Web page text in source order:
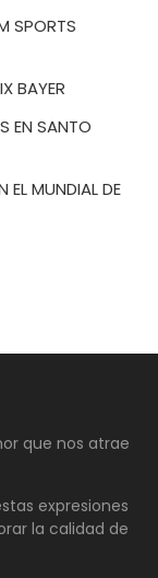
SPORTS
BAYER
EN SANTO
EL MUNDIAL DE
que nos atrae
expresiones
la calidad de